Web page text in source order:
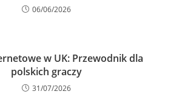
06/06/2026
w UK: Przewodnik dla
polskich graczy
31/07/2026